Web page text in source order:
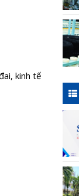
kinh tế